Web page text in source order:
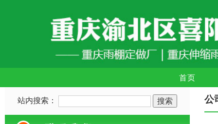
首页
站内搜索： 公